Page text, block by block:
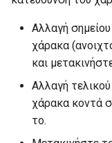
Αλλαγή
χάρακα
και
Αλλαγή
χάρακα κοντά
το.